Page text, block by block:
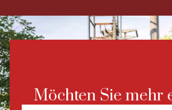
Möchten Sie mehr